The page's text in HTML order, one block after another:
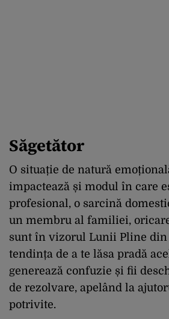
Săgetător
O situație de natură
impactează și modul în care
profesional, o sarcină
un membru al familiei,
sunt în vizorul Lunii Pline din
tendința de a te lăsa pradă
generează confuzie și fii
de rezolvare, apelând la
potrivite.